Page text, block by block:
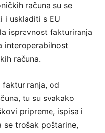
računa su se
i uskladiti s EU
ispravnost fakturiranja
interoperabilnost
računa.
od
tu su svakako
pripreme, ispisa i
se trošak poštarine,